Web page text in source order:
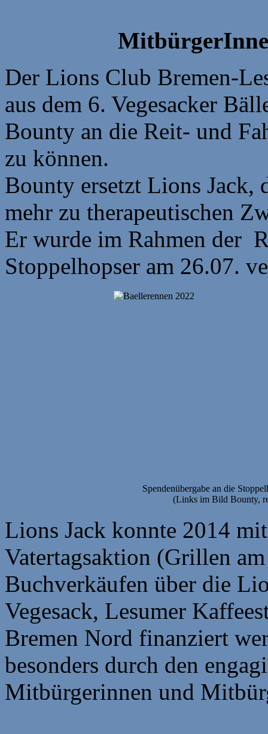
Der Lions Club Bremen-
aus dem 6. Vegesacker
Bounty an die Reit- und
zu können.
Bounty ersetzt Lions Jack,
mehr zu therapeutischen
Er wurde im Rahmen der
Stoppelhopser am 26.07.
Spendenübergabe an die
(Links im Bild Bounty,
Lions Jack konnte 2014
Vatertagsaktion (Grillen
Buchverkäufen über die
Vegesack, Lesumer
Bremen Nord finanziert
besonders durch den
Mitbürgerinnen und